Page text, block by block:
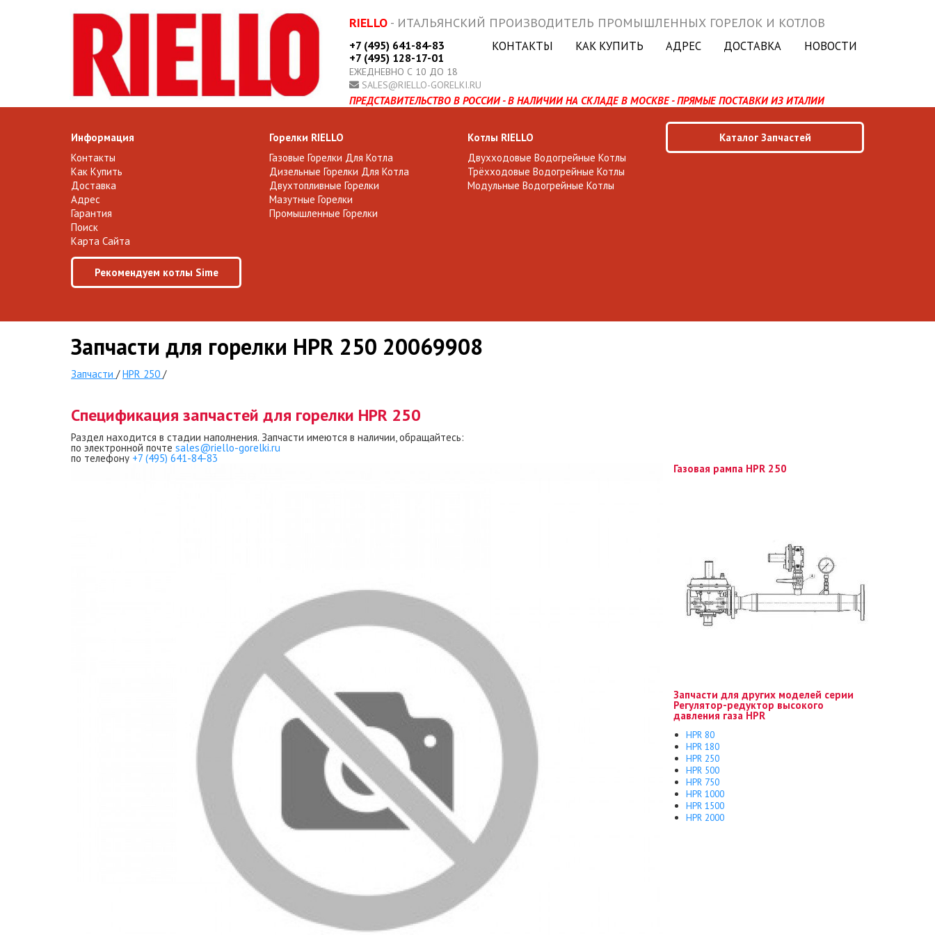
RIELLO- ИТАЛЬЯНСКИЙ ПРОИЗВОДИТЕЛЬ ПРОМЫШЛЕННЫХ ГОРЕЛОК И КОТЛОВ
+7 (495) 641-84-83
+7 (495) 128-17-01
ЕЖЕДНЕВНО С 10 ДО 18
SALES@RIELLO-GORELKI.RU
КОНТАКТЫ КАК КУПИТЬ АДРЕС ДОСТАВКА НОВОСТИ
ПРЕДСТАВИТЕЛЬСТВО В РОССИИ - В НАЛИЧИИ НА СКЛАДЕ В МОСКВЕ - ПРЯМЫЕ ПОСТАВКИ ИЗ ИТАЛИИ
Информация
Контакты
Как Купить
Доставка
Адрес
Гарантия
Поиск
Карта Сайта
Рекомендуем котлы Sime
Горелки RIELLO
Газовые Горелки Для Котла
Дизельные Горелки Для Котла
Двухтопливные Горелки
Мазутные Горелки
Промышленные Горелки
Котлы RIELLO
Двухходовые Водогрейные Котлы
Трёхходовые Водогрейные Котлы
Модульные Водогрейные Котлы
Каталог Запчастей
Запчасти для горелки HPR 250 20069908
Запчасти /HPR 250 /
Спецификация запчастей для горелки HPR 250
Раздел находится в стадии наполнения. Запчасти имеются в наличии, обращайтесь:
по электронной почте sales@riello-gorelki.ru
по телефону +7 (495) 641-84-83
Газовая рампа HPR 250
Запчасти для других моделей серии
Регулятор-редуктор высокого
давления газа HPR
HPR 80
HPR 180
HPR 250
HPR 500
HPR 750
HPR 1000
HPR 1500
HPR 2000